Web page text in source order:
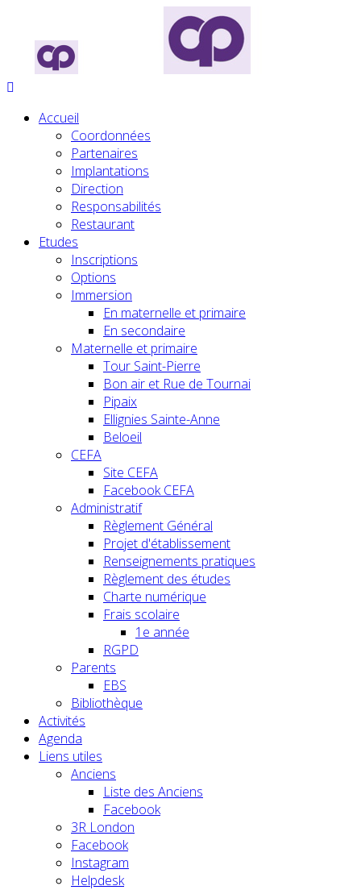
Accueil
Coordonnées
Partenaires
Implantations
Direction
Responsabilités
Restaurant
Etudes
Inscriptions
Options
Immersion
En maternelle et primaire
En secondaire
Maternelle et primaire
Tour Saint-Pierre
Bon air et Rue de Tournai
Pipaix
Ellignies Sainte-Anne
Beloeil
CEFA
Site CEFA
Facebook CEFA
Administratif
Règlement Général
Projet d'établissement
Renseignements pratiques
Règlement des études
Charte numérique
Frais scolaire
1e année
RGPD
Parents
EBS
Bibliothèque
Activités
Agenda
Liens utiles
Anciens
Liste des Anciens
Facebook
3R London
Facebook
Instagram
Helpdesk